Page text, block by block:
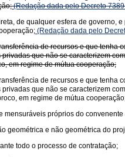
(Redação dada pelo Decreto
de qualquer esfera de
(Redação dada pelo
de recursos e que
que não se caracterizem
em regime de mútua cooperação;
de recursos e que
que não se caracterizem
em regime de mútua
próprios do
geométrica e não geométrica do
todo o processo de contratação;